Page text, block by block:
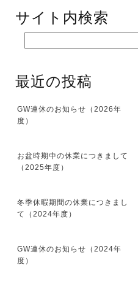
サイト内検索
最近の投稿
GW連休のお知らせ（2026年
度）
お盆時期中の休業につきまして
（2025年度）
冬季休暇期間の休業につきまし
て（2024年度）
GW連休のお知らせ（2024年
度）